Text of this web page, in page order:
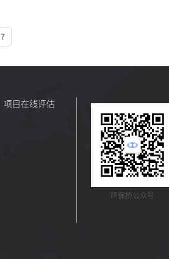
7
项目在线评估
环保桥公众号